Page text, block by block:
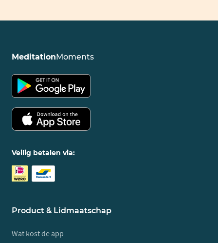
MeditationMoments
Veilig betalen via:
Product & Lidmaatschap
Wat kost de app